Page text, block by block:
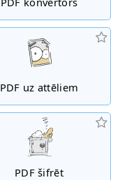
PDF uz attēliem
PDF šifrēt